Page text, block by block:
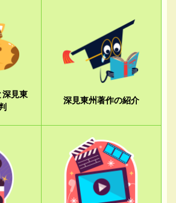
見東
深見東州著作の紹介